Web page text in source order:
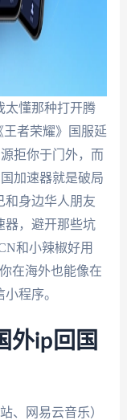
太懂那种打开腾
王者荣耀》国服延
拒你于门外，而
加速器就是破局
和身边华人朋友
器，避开那些坑
和小辣椒好用
在海外也能像在
程序。
外ip回国
、网易云音乐）